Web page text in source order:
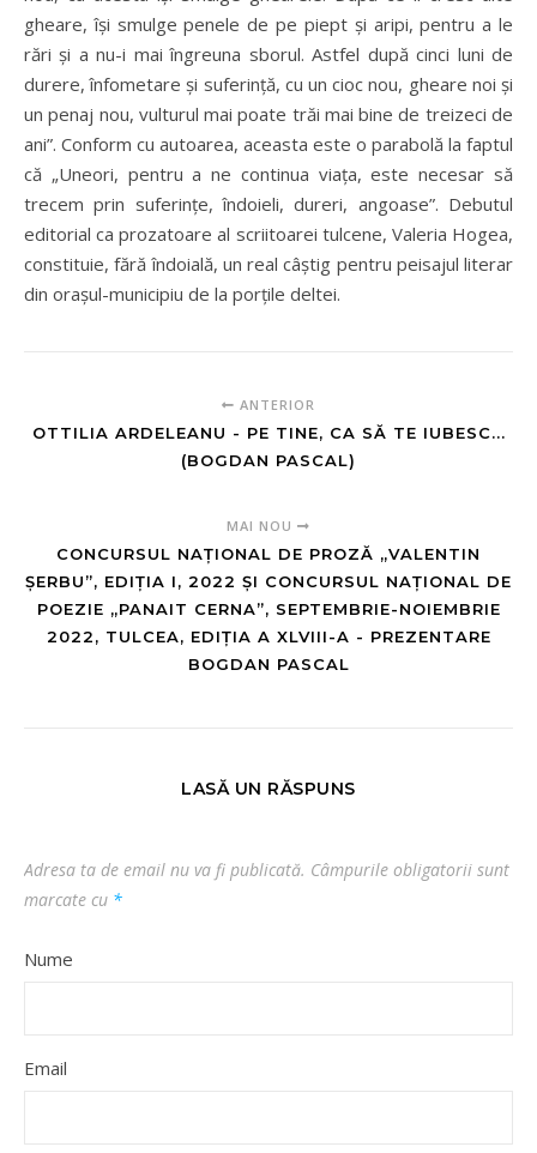
gheare, își smulge penele de pe piept și aripi, pentru a le
rări și a nu-i mai îngreuna sborul. Astfel după cinci luni de
durere, înfometare și suferință, cu un cioc nou, gheare noi și
un penaj nou, vulturul mai poate trăi mai bine de treizeci de
ani”. Conform cu autoarea, aceasta este o parabolă la faptul
că „Uneori, pentru a ne continua viața, este necesar să
trecem prin suferințe, îndoieli, dureri, angoase”. Debutul
editorial ca prozatoare al scriitoarei tulcene, Valeria Hogea,
constituie, fără îndoială, un real câștig pentru peisajul literar
din orașul-municipiu de la porțile deltei.
ANTERIOR
OTTILIA ARDELEANU - PE TINE, CA SĂ TE IUBESC...
(BOGDAN PASCAL)
MAI NOU
CONCURSUL NAȚIONAL DE PROZĂ „VALENTIN
ȘERBU”, EDIȚIA I, 2022 ȘI CONCURSUL NAȚIONAL DE
POEZIE „PANAIT CERNA”, SEPTEMBRIE-NOIEMBRIE
2022, TULCEA, EDIȚIA A XLVIII-A - PREZENTARE
BOGDAN PASCAL
LASĂ UN RĂSPUNS
Adresa ta de email nu va fi publicată. Câmpurile obligatorii sunt
marcate cu *
Nume
Email